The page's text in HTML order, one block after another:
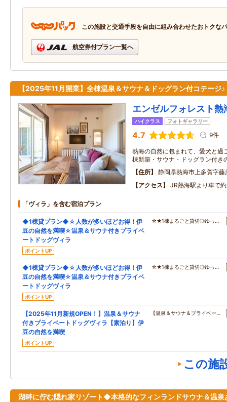
この施設と交通手段を自由に組み合わせたおトクな
航空券付プラン一覧へ
【2025年11月開業】全棟温泉＆サウナ＆ドッグラン付コテージ♪
エンゼルフォレスト熱
ハイクラス フォトギャラリー
4.7 9件
熱海の自然に包まれて、愛犬と過
棟新築・サウナ・ドッグラン付き
住所
静岡県熱海市上多賀字
アクセス
JR熱海駅より車で
「ヴィラ」を含む宿泊プラン
◆1棟貸プラン◆☆人数が多いほどお得！伊
豆の自然を満喫☆温泉＆サウナ付きプライベ
ートドッグヴィラ
ポイントUP
☆★1棟まるごと貸切◎ゆっ…
◆1棟貸プラン◆☆人数が多いほどお得！伊
豆の自然を満喫☆温泉＆サウナ付きプライベ
ートドッグヴィラ
ポイントUP
☆★1棟まるごと貸切◎ゆっ…
【2025年11月新規OPEN！】温泉＆サウナ
付きプライベートドッグヴィラ【素泊り】伊
豆の自然を満喫
ポイントUP
【温泉＆サウナ＆プライベー…
この施
湖畔に佇む隠れ家リゾート◆本格的なフィンランドサウナ＆温泉